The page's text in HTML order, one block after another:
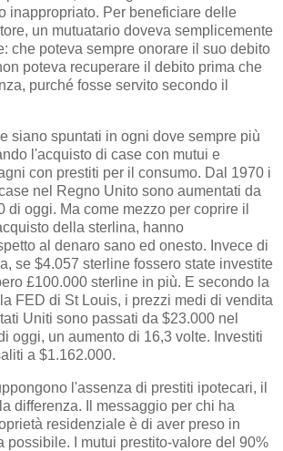
inappropriato. Per beneficiare delle
un mutuatario doveva semplicemente
che poteva sempre onorare il suo debito
poteva recuperare il debito prima che
purché fosse servito secondo il
siano spuntati in ogni dove sempre più
l'acquisto di case con mutui e
con prestiti per il consumo. Dal 1970 i
nel Regno Unito sono aumentati da
di oggi. Ma come mezzo per coprire il
della sterlina, hanno
al denaro sano ed onesto. Invece di
se $4.057 sterline fossero state investite
£100.000 sterline in più. E secondo la
FED di St Louis, i prezzi medi di vendita
Uniti sono passati da $23.000 nel
oggi, un aumento di 16,3 volte. Investiti
a $1.162.000.
l'assenza di prestiti ipotecari, il
differenza. Il messaggio per chi ha
residenziale è di aver preso in
possibile. I mutui prestito-valore del 90%